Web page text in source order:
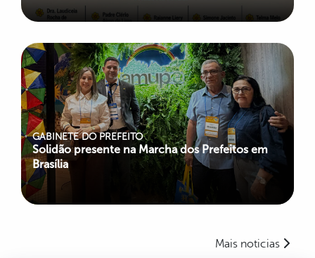
GABINETE DO PREFEITO
Solidão presente na Marcha dos Prefeitos em
Brasília
Mais noticias